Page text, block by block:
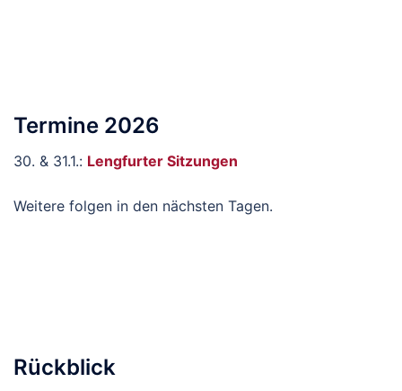
Termine 2026
30. & 31.1.: Lengfurter Sitzungen
Weitere folgen in den nächsten Tagen.
Rückblick